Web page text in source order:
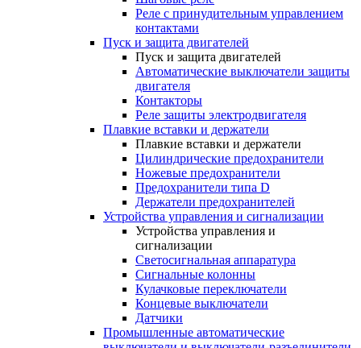
Реле с принудительным управлением
контактами
Пуск и защита двигателей
Пуск и защита двигателей
Автоматические выключатели защиты
двигателя
Контакторы
Реле защиты электродвигателя
Плавкие вставки и держатели
Плавкие вставки и держатели
Цилиндрические предохранители
Ножевые предохранители
Предохранители типа D
Держатели предохранителей
Устройства управления и сигнализации
Устройства управления и
сигнализации
Светосигнальная аппаратура
Сигнальные колонны
Кулачковые переключатели
Концевые выключатели
Датчики
Промышленные автоматические